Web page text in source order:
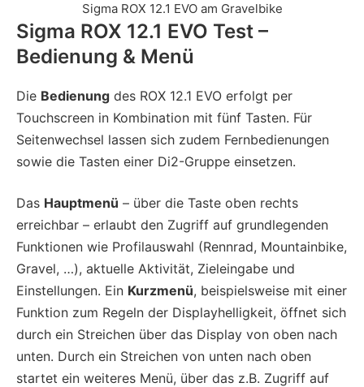
Sigma ROX 12.1 EVO am Gravelbike
Sigma ROX 12.1 EVO Test –
Bedienung & Menü
Die Bedienung des ROX 12.1 EVO erfolgt per
Touchscreen in Kombination mit fünf Tasten. Für
Seitenwechsel lassen sich zudem Fernbedienungen
sowie die Tasten einer Di2-Gruppe einsetzen.
Das Hauptmenü – über die Taste oben rechts
erreichbar – erlaubt den Zugriff auf grundlegenden
Funktionen wie Profilauswahl (Rennrad, Mountainbike,
Gravel, …), aktuelle Aktivität, Zieleingabe und
Einstellungen. Ein Kurzmenü, beispielsweise mit einer
Funktion zum Regeln der Displayhelligkeit, öffnet sich
durch ein Streichen über das Display von oben nach
unten. Durch ein Streichen von unten nach oben
startet ein weiteres Menü, über das z.B. Zugriff auf